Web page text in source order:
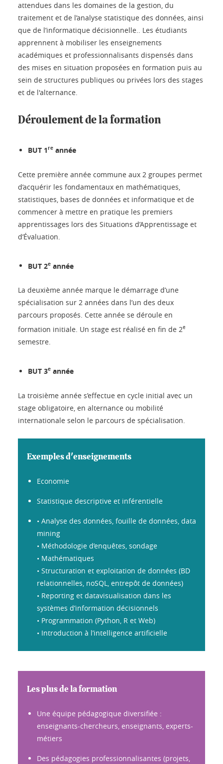
attendues dans les domaines de la gestion, du
traitement et de l’analyse statistique des données, ainsi
que de l’informatique décisionnelle.. Les étudiants
apprennent à mobiliser les enseignements
académiques et professionnalisants dispensés dans
des mises en situation proposées en formation puis au
sein de structures publiques ou privées lors des stages
et de l'alternance.
Déroulement de la formation
BUT 1re année
Cette première année commune aux 2 groupes permet
d’acquérir les fondamentaux en mathématiques,
statistiques, bases de données et informatique et de
commencer à mettre en pratique les premiers
apprentissages lors des Situations d’Apprentissage et
d’Évaluation.
BUT 2e année
La deuxième année marque le démarrage d’une
spécialisation sur 2 années dans l’un des deux
parcours proposés. Cette année se déroule en
formation initiale. Un stage est réalisé en fin de 2e
semestre.
BUT 3e année
La troisième année s’effectue en cycle initial avec un
stage obligatoire, en alternance ou mobilité
internationale selon le parcours de spécialisation.
Exemples d'enseignements
Economie
Statistique descriptive et inférentielle
• Analyse des données, fouille de données, data
mining
• Méthodologie d’enquêtes, sondage
• Mathématiques
• Structuration et exploitation de données (BD
relationnelles, noSQL, entrepôt de données)
• Reporting et datavisualisation dans les
systèmes d’information décisionnels
• Programmation (Python, R et Web)
• Introduction à l’intelligence artificielle
Les plus de la formation
Une équipe pédagogique diversifiée :
enseignants-chercheurs, enseignants, experts-
métiers
Des pédagogies professionnalisantes (projets,